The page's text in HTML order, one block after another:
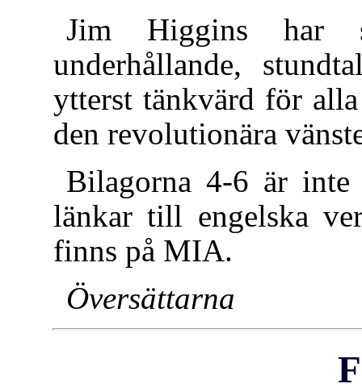
Jim Higgins
underhållande,
ytterst tänkvärd för
den revolutionära
Bilagorna 4-6 är inte
länkar till engelska
finns på MIA.
Översättarna